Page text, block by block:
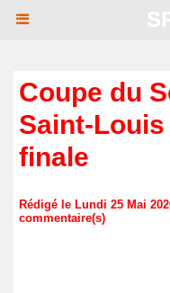
Coupe du
Saint-
finale
Rédigé le Lundi 25 Mai
commentaire(s)